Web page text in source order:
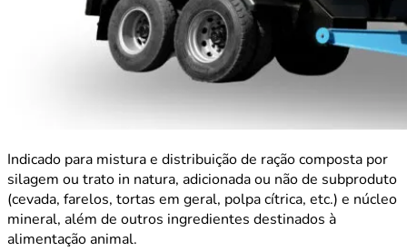
Indicado para mistura e distribuição de ração composta por
silagem ou trato in natura, adicionada ou não de subproduto
(cevada, farelos, tortas em geral, polpa cítrica, etc.) e núcleo
mineral, além de outros ingredientes destinados à
alimentação animal.